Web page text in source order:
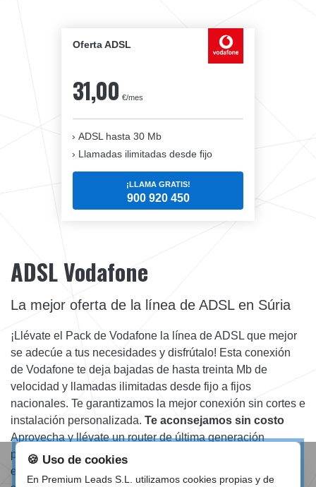
Oferta ADSL
31,00 €/mes
ADSL hasta 30 Mb
Llamadas ilimitadas desde fijo
¡LLAMA GRATIS!
900 920 450
ADSL Vodafone
La mejor oferta de la línea de ADSL en Súria
¡Llévate el Pack de Vodafone la línea de ADSL que mejor
se adecúe a tus necesidades y disfrútalo! Esta conexión
de Vodafone te deja bajadas de hasta treinta Mb de
velocidad y llamadas ilimitadas desde fijo a fijos
nacionales. Te garantizamos la mejor conexión sin cortes e
instalación personalizada. Te aconsejamos sin costo
Aprovecha y llévate un router de última generación
plenamente sin costo con tu ADSL de Vodafone. Vas a
estar contento tener WiFi en toda la casa. Si no sabes que
🍪 Uso de cookies
En Premium Leads S.L. utilizamos cookies propias y de